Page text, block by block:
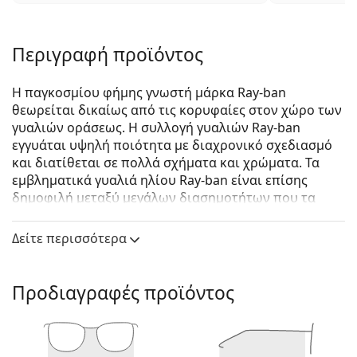
Περιγραφή προϊόντος
Η παγκοσμίου φήμης γνωστή μάρκα Ray-ban
θεωρείται δικαίως από τις κορυφαίες στον χώρο των
γυαλιών οράσεως. Η συλλογή γυαλιών Ray-ban
εγγυάται υψηλή ποιότητα με διαχρονικό σχεδιασμό
και διατίθεται σε πολλά σχήματα και χρώματα. Τα
εμβληματικά γυαλιά ηλίου Ray-ban είναι επίσης
δημοφιλή μεταξύ μεγάλων διασημοτήτων που τα
Ray-Ban Lady Burbank RB2299 901/31 52
Δείτε πώς φαίνονται πάνω σας αυτά τα γυαλιά ηλίου
με τη λειτουργία του Εικονικού καθρέφτη του
Lentiamo.
Σκελετός γυαλιών ηλίου
Δείτε περισσότερα
Προδιαγραφές προϊόντος